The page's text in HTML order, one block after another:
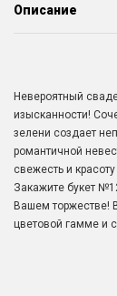
Описание
Невероятный
изысканности!
зелени создает
романтичной
свежесть и
Закажите букет
Вашем торжестве!
цветовой гамме и